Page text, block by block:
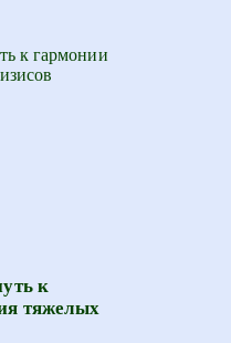
к
тяжелых